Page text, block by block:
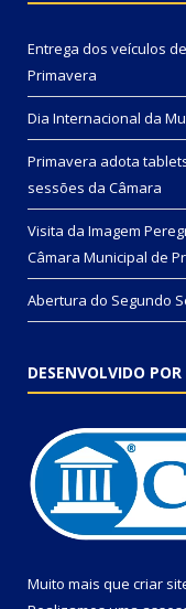
Entrega dos veículos
Primavera
Dia Internacional da
Primavera adota
sessões da Câmara
Visita da Imagem
Câmara Municipal de
Abertura do Segundo
DESENVOLVIDO POR
Muito mais que criar